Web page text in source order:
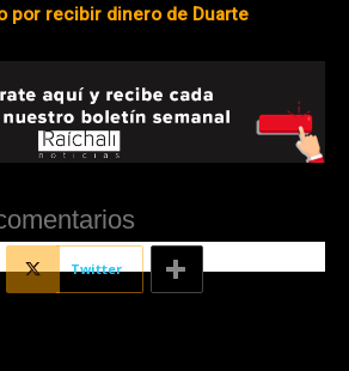
por recibir dinero de Duarte
Twitter